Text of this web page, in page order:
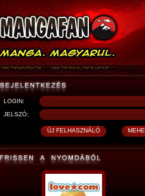
LOGIN:
JELSZÓ: